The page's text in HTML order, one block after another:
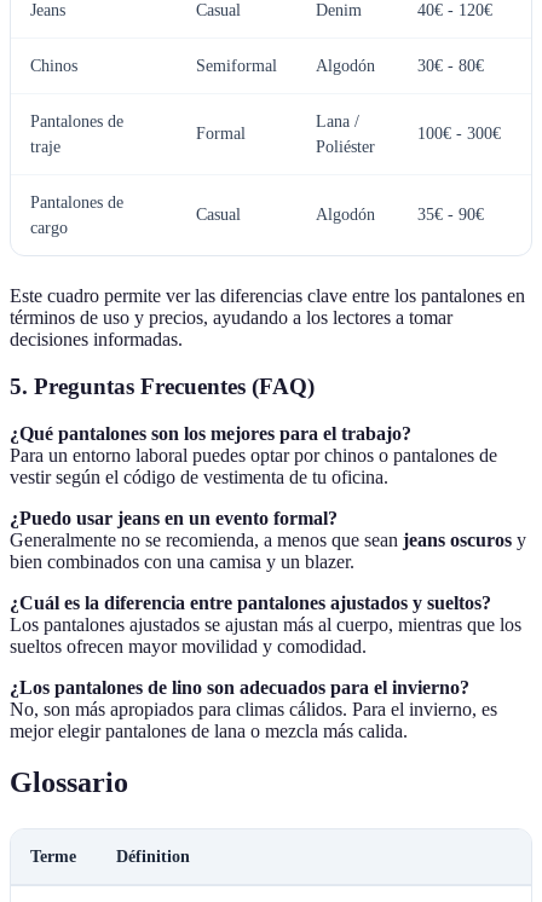
Jeans Casual Denim 40€ - 120€
Chinos Semiformal Algodón 30€ - 80€
Pantalones de
traje
Formal
Lana /
Poliéster
100€ - 300€
Pantalones de
cargo
Casual Algodón 35€ - 90€
Este cuadro permite ver las diferencias clave entre los pantalones en
términos de uso y precios, ayudando a los lectores a tomar
decisiones informadas.
5. Preguntas Frecuentes (FAQ)
¿Qué pantalones son los mejores para el trabajo?
Para un entorno laboral puedes optar por chinos o pantalones de
vestir según el código de vestimenta de tu oficina.
¿Puedo usar jeans en un evento formal?
Generalmente no se recomienda, a menos que sean jeans oscuros y
bien combinados con una camisa y un blazer.
¿Cuál es la diferencia entre pantalones ajustados y sueltos?
Los pantalones ajustados se ajustan más al cuerpo, mientras que los
sueltos ofrecen mayor movilidad y comodidad.
¿Los pantalones de lino son adecuados para el invierno?
No, son más apropiados para climas cálidos. Para el invierno, es
mejor elegir pantalones de lana o mezcla más calida.
Glossario
Terme Définition